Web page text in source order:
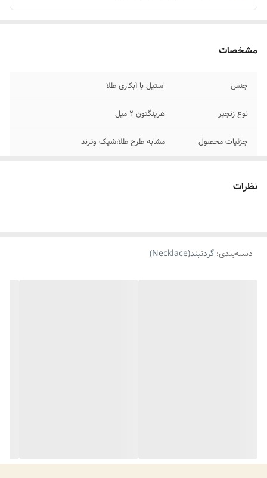
مشخصات
جنس استیل با آبکاری طلا
نوع زنجیر هرینگتون ۲ میل
جزئیات محصول مشابه طرح طلا،شیک وترند
نظرات
دسته‌بندی: گردنبند(Necklace)